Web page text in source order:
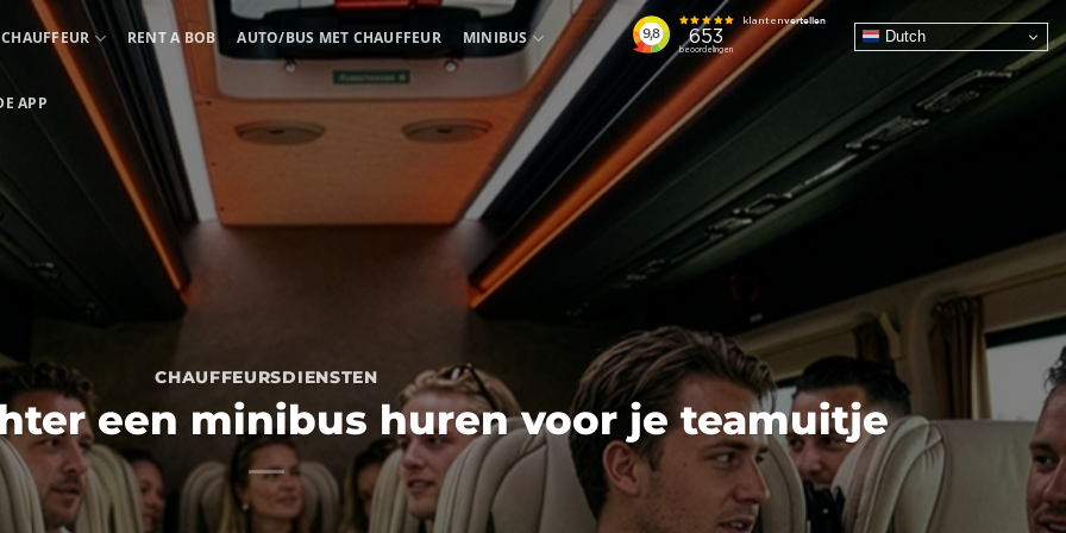
RENT A BOB AUTO/BUS MET CHAUFFEUR MINIBUS
APP
Dutch
CHAUFFEURSDIENSTEN
een minibus huren voor je teamuitje